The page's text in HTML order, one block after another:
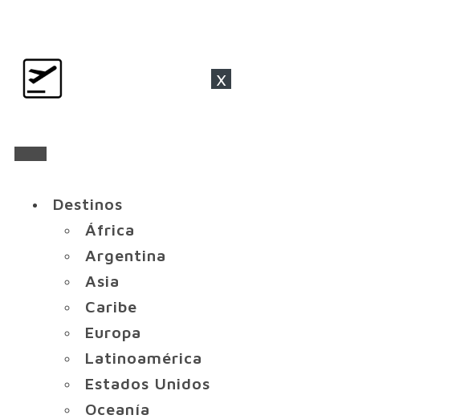
x
Destinos
África
Argentina
Asia
Caribe
Europa
Latinoamérica
Estados Unidos
Oceanía